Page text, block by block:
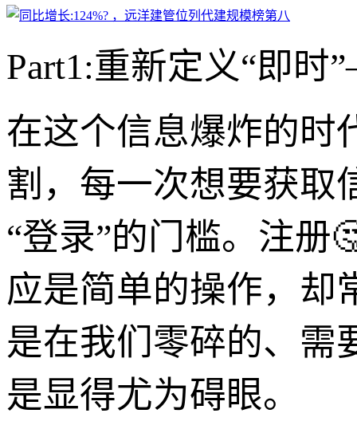
Part1:重新定义“即
在这个信息爆炸的时
割，每一次想要获取
“登录”的门槛。注
应是简单的操作，却
是在我们零碎的、需
是显得尤为碍眼。